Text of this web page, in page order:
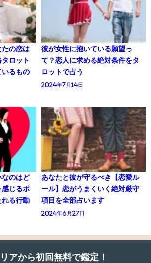
たの恋は
ロット
いるもの
彼が女性に抱いている願望っ
て？恋人に求める絶対条件をタ
ロットで占う
2024年7月14日
なのはど
感じるポ
れる行動
あなたと彼が守るべき【恋愛ル
ール】恋がうまくいく絶対厳守
項目を全部占います
2024年6月27日
アから初回無料で鑑定！